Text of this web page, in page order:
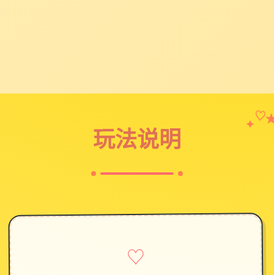
玩法说明
✦♡
♡